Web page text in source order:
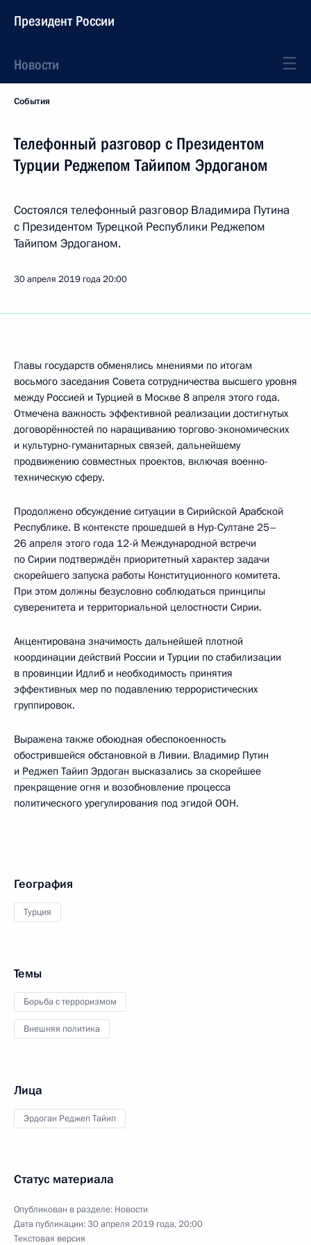
Президент России
Новости
События
Телефонный разговор с Президентом
Турции Реджепом Тайипом Эрдоганом
Состоялся телефонный разговор Владимира Путина
с Президентом Турецкой Республики Реджепом
Тайипом Эрдоганом.
30 апреля 2019 года20:00
Главы государств обменялись мнениями по итогам
восьмого заседания Совета сотрудничества высшего уровня
между Россией и Турцией в Москве 8 апреля этого года.
Отмечена важность эффективной реализации достигнутых
договорённостей по наращиванию торгово-экономических
и культурно-гуманитарных связей, дальнейшему
продвижению совместных проектов, включая военно-
техническую сферу.
Продолжено обсуждение ситуации в Сирийской Арабской
Республике. В контексте прошедшей в Нур-Султане 25–
26 апреля этого года 12-й Международной встречи
по Сирии подтверждён приоритетный характер задачи
скорейшего запуска работы Конституционного комитета.
При этом должны безусловно соблюдаться принципы
суверенитета и территориальной целостности Сирии.
Акцентирована значимость дальнейшей плотной
координации действий России и Турции по стабилизации
в провинции Идлиб и необходимость принятия
эффективных мер по подавлению террористических
группировок.
Выражена также обоюдная обеспокоенность
обострившейся обстановкой в Ливии. Владимир Путин
и Реджеп Тайип Эрдоган высказались за скорейшее
прекращение огня и возобновление процесса
политического урегулирования под эгидой ООН.
География
Турция
Темы
Борьба с терроризмом
Внешняя политика
Лица
Эрдоган Реджеп Тайип
Статус материала
Опубликован в разделе: Новости
Дата публикации:30 апреля 2019 года, 20:00
Текстовая версия